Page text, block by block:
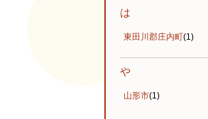
は
東田川郡庄内町(1)
や
山形市(1)